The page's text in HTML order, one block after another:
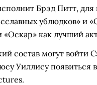
Брэд Питт,
ублюдков» и
как лучший
состав могут
Уиллису